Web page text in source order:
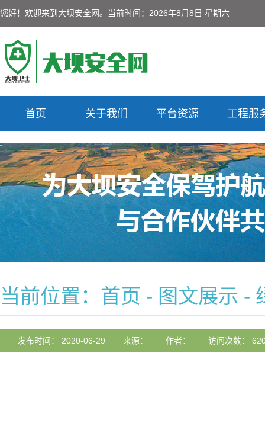
您好！欢迎来到大坝安全网。 当前时间：2026年8月8日 星期六
首页 关于我们 平台资源 工程服
当前位置： 首页 - 图文展示 -
发布时间： 2020-06-29 来源： 作者： 访问次数：